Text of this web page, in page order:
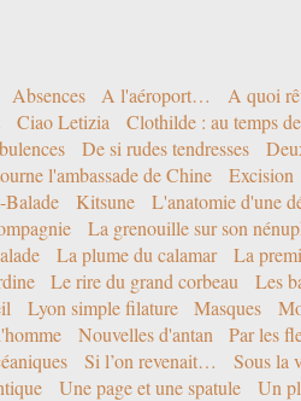
Absences A l'aéroport… A quoi
Ciao Letizia Clothilde : au temps
De si rudes tendresses
l'ambassade de Chine
Excision
Balade
Kitsune L'anatomie d'une
La grenouille sur son
La plume du calamar La
Le rire du grand corbeau Les
Lyon simple filature Masques
Nouvelles d'antan Par les
Si l’on revenait… Sous la
Une page et une spatule Un